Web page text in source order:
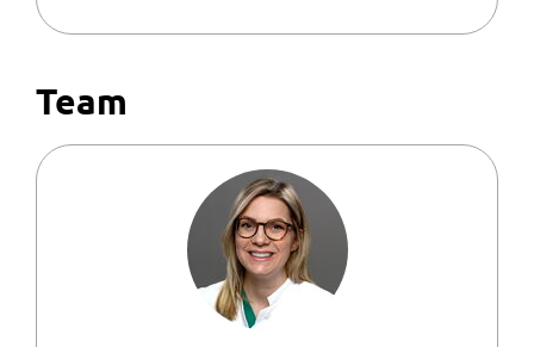
schreiben
Team